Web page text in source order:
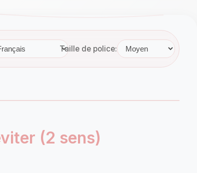
Taille de police:
(2 sens)